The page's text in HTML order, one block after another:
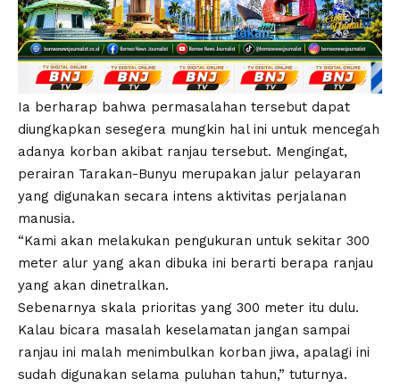
Ia berharap bahwa permasalahan tersebut dapat
diungkapkan sesegera mungkin hal ini untuk mencegah
adanya korban akibat ranjau tersebut. Mengingat,
perairan Tarakan-Bunyu merupakan jalur pelayaran
yang digunakan secara intens aktivitas perjalanan
manusia.
“Kami akan melakukan pengukuran untuk sekitar 300
meter alur yang akan dibuka ini berarti berapa ranjau
yang akan dinetralkan.
Sebenarnya skala prioritas yang 300 meter itu dulu.
Kalau bicara masalah keselamatan jangan sampai
ranjau ini malah menimbulkan korban jiwa, apalagi ini
sudah digunakan selama puluhan tahun,” tuturnya.